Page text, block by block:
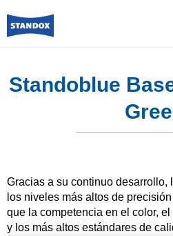
Standoblue
Gracias a su continuo desarrollo,
los niveles más altos de
que la competencia en el color,
y los más altos estándares de